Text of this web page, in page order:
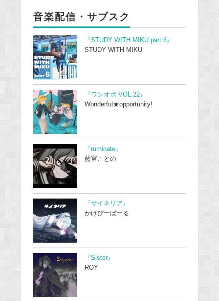
音楽配信・サブスク
『STUDY WITH MIKU part 6』
STUDY WITH MIKU
『ワンオポ VOL.22』
Wonderful★opportunity!
『ruminate』
藍宮ことの
『サイネリア』
かげぴーぼーる
『Sister』
ROY